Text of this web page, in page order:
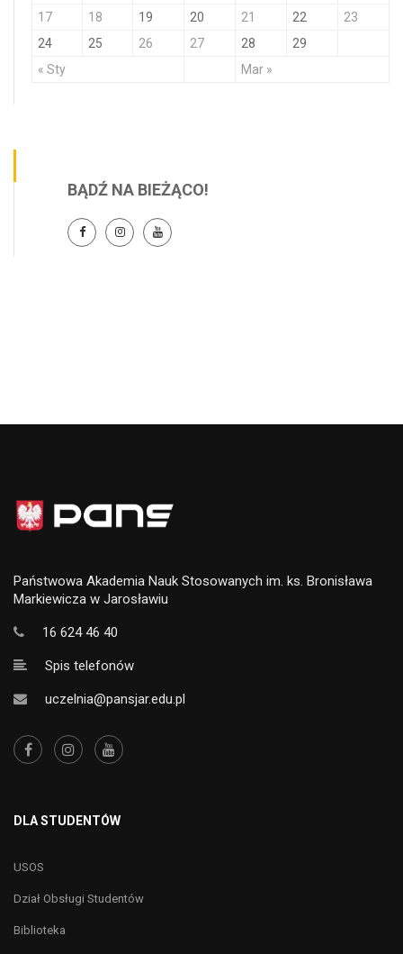
« Sty Mar »
17
18 19 20 21 22
23
24
25 26 27 28 29
BĄDŹ NA BIEŻĄCO!
Państwowa Akademia Nauk Stosowanych im. ks. Bronisława
Markiewicza w Jarosławiu
16 624 46 40
Spis telefonów
uczelnia@pansjar.edu.pl
DLA STUDENTÓW
USOS
Dział Obsługi Studentów
Biblioteka